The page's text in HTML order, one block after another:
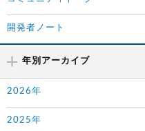
開発者ノート
年別アーカイブ
2026年
2025年